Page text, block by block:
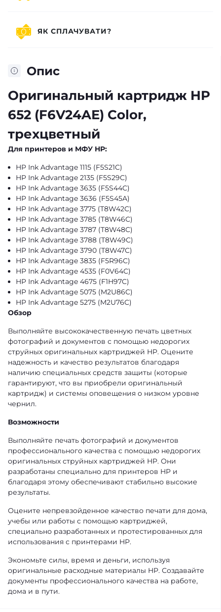
Опис
Оригинальный картридж HP
652 (F6V24AE) Color,
трехцветный
Для принтеров и МФУ HP:
HP Ink Advantage 1115 (F5S21C)
HP Ink Advantage 2135 (F5S29C)
HP Ink Advantage 3635 (F5S44C)
HP Ink Advantage 3636 (F5S45A)
HP Ink Advantage 3775 (T8W42C)
HP Ink Advantage 3785 (T8W46C)
HP Ink Advantage 3787 (T8W48C)
HP Ink Advantage 3788 (T8W49C)
HP Ink Advantage 3790 (T8W47C)
HP Ink Advantage 3835 (F5R96C)
HP Ink Advantage 4535 (F0V64C)
HP Ink Advantage 4675 (F1H97C)
HP Ink Advantage 5075 (M2U86C)
HP Ink Advantage 5275 (M2U76C)
Обзор
Выполняйте высококачественную печать цветных
фотографий и документов с помощью недорогих
струйных оригинальных картриджей HP. Оцените
надежность и качество результатов благодаря
наличию специальных средств защиты (которые
гарантируют, что вы приобрели оригинальный
картридж) и системы оповещения о низком уровне
чернил.
Возможности
Выполняйте печать фотографий и документов
профессионального качества с помощью недорогих
оригинальных струйных картриджей HP. Они
разработаны специально для принтеров HP и
благодаря этому обеспечивают стабильно высокие
результаты.
Оцените непревзойденное качество печати для дома,
учебы или работы с помощью картриджей,
специально разработанных и протестированных для
использования с принтерами HP.
Экономьте силы, время и деньги, используя
оригинальные расходные материалы HP. Создавайте
документы профессионального качества на работе,
дома и в пути.
ЯК СПЛАЧУВАТИ?